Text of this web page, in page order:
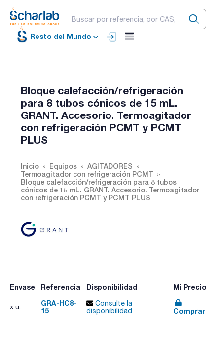
Resto del Mundo
Bloque calefacción/refrigeración
para 8 tubos cónicos de 15 mL.
GRANT. Accesorio. Termoagitador
con refrigeración PCMT y PCMT
PLUS
Inicio Equipos
AGITADORES
Termoagitador con refrigeración PCMT
Bloque calefacción/refrigeración para 8 tubos
cónicos de 15 mL. GRANT. Accesorio. Termoagitador
con refrigeración PCMT y PCMT PLUS
Envase Referencia Disponibilidad Mi Precio
x u.
GRA-HC8-
15
Consulte la
disponibilidad
Comprar